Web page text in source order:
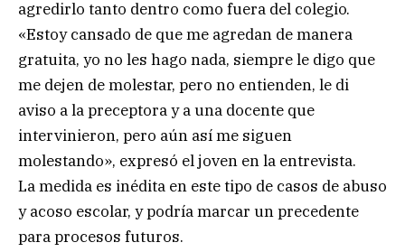
agredirlo tanto dentro como fuera del colegio.
«Estoy cansado de que me agredan de manera
gratuita, yo no les hago nada, siempre le digo que
me dejen de molestar, pero no entienden, le di
aviso a la preceptora y a una docente que
intervinieron, pero aún así me siguen
molestando», expresó el joven en la entrevista.
La medida es inédita en este tipo de casos de abuso
y acoso escolar, y podría marcar un precedente
para procesos futuros.